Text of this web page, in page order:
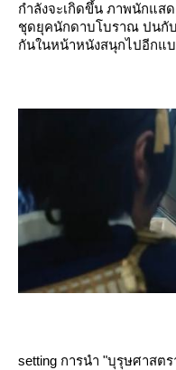
กำลังจะเกิดขึ้น ภาพนักแสด
ชุดยุคนักดาบโบราณ ปนกั
กันในหน้าหนังสนุกไปอีกแ
setting การนำ "บุรุษศาสต